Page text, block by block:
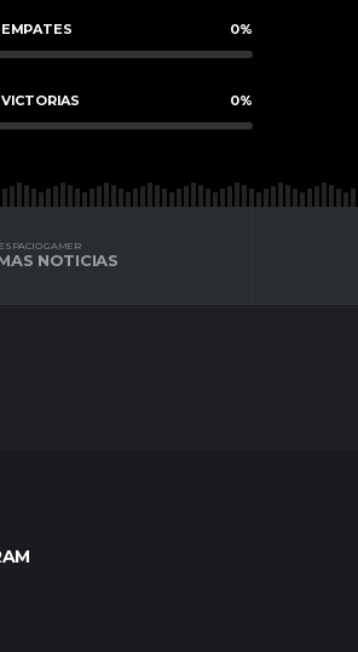
0%
0%
ESPACIO GAMER
NOTICIAS